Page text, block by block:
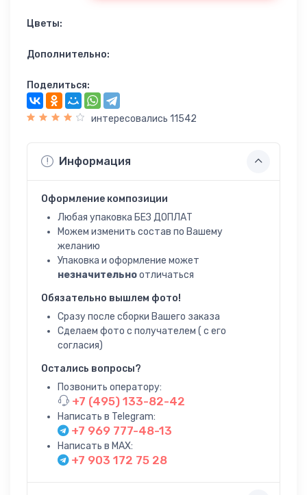
Цветы:
Дополнительно:
Поделиться:
интересовались 11542
Информация
Оформление композиции
Любая упаковка БЕЗ ДОПЛАТ
Можем изменить состав по Вашему
желанию
Упаковка и оформление может
незначительноотличаться
Обязательно вышлем фото!
Сразу после сборки Вашего заказа
Сделаем фото с получателем ( с его
согласия)
Остались вопросы?
Позвонить оператору:
+7 (495) 133-82-42
Написать в Telegram:
+7 969 777-48-13
Написать в MAX:
+7 903 172 75 28